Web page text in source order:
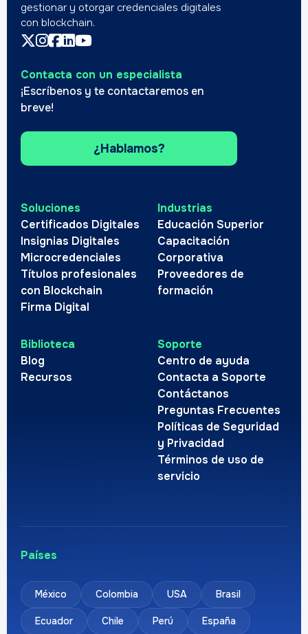
gestionar y otorgar credenciales digitales
con blockchain.
Contacta con un especialista
¡Escríbenos y te contactaremos en
breve!
¿Hablamos?
Soluciones
Certificados Digitales
Insignias Digitales
Microcredenciales
Títulos profesionales
con Blockchain
Firma Digital
Industrias
Educación Superior
Capacitación
Corporativa
Proveedores de
formación
Biblioteca
Blog
Recursos
Soporte
Centro de ayuda
Contacta a Soporte
Contáctanos
Preguntas Frecuentes
Políticas de Seguridad
y Privacidad
Términos de uso de
servicio
Países
México Colombia USA Brasil
Ecuador Chile Perú España